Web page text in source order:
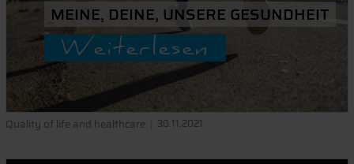
MEINE, DEINE, UNSERE GESUNDHEIT
Weiterlesen
Quality of life and healthcare 30.11.2021